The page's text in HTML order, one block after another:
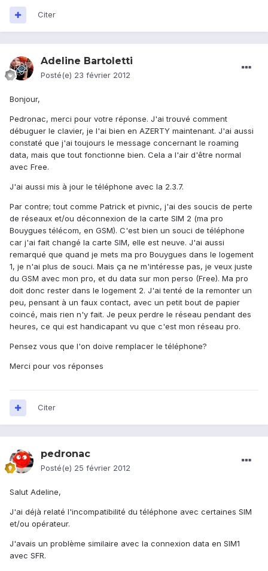
Citer
Adeline Bartoletti
Posté(e) 23 février 2012
Bonjour,
Pedronac, merci pour votre réponse. J'ai trouvé comment
débuguer le clavier, je l'ai bien en AZERTY maintenant. J'ai aussi
constaté que j'ai toujours le message concernant le roaming
data, mais que tout fonctionne bien. Cela a l'air d'être normal
avec Free.
J'ai aussi mis à jour le téléphone avec la 2.3.7.
Par contre; tout comme Patrick et pivnic, j'ai des soucis de perte
de réseaux et/ou déconnexion de la carte SIM 2 (ma pro
Bouygues télécom, en GSM). C'est bien un souci de téléphone
car j'ai fait changé la carte SIM, elle est neuve. J'ai aussi
remarqué que quand je mets ma pro Bouygues dans le logement
1, je n'ai plus de souci. Mais ça ne m'intéresse pas, je veux juste
du GSM avec mon pro, et du data sur mon perso (Free). Ma pro
doit donc rester dans le logement 2. J'ai tenté de la remonter un
peu, pensant à un faux contact, avec un petit bout de papier
coincé, mais rien n'y fait. Je peux perdre le réseau pendant des
heures, ce qui est handicapant vu que c'est mon réseau pro.
Pensez vous que l'on doive remplacer le téléphone?
Merci pour vos réponses
Citer
pedronac
Posté(e) 25 février 2012
Salut Adeline,
J'ai déjà relaté l'incompatibilité du téléphone avec certaines SIM
et/ou opérateur.
J'avais un problème similaire avec la connexion data en SIM1
avec SFR.